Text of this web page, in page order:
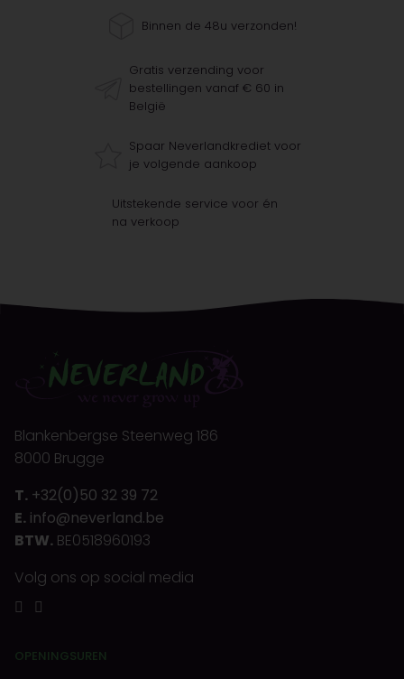
Binnen de 48u verzonden!
Gratis verzending voor
bestellingen vanaf € 60 in
België
Spaar Neverlandkrediet voor
je volgende aankoop
Uitstekende service voor én
na verkoop
Blankenbergse Steenweg 186
8000 Brugge
T. +32(0)50 32 39 72
E. info@neverland.be
BTW. BE0518960193
Volg ons op social media
OPENINGSUREN